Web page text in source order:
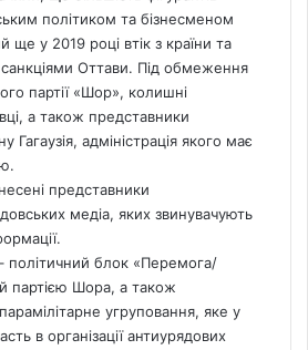
політиком та бізнесменом
ще у 2019 році втік з країни та
Оттави. Під обмеження
партії «Шор», колишні
а також представники
Гагаузія, адміністрація якого має
представники
медіа, яких звинувачують
політичний блок «Перемога/
партією Шора, а також
угруповання, яке у
в організації антиурядових